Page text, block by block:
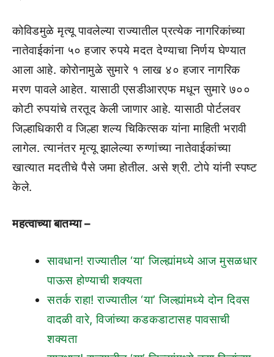
कोविडमुळे मृत्यू पावलेल्या राज्यातील प्रत्येक नागरिकांच्या
नातेवाईकांना ५० हजार रुपये मदत देण्याचा निर्णय घेण्यात
आला आहे. कोरोनामुळे सुमारे १ लाख ४० हजार नागरिक
मरण पावले आहेत. यासाठी एसडीआरएफ मधून सुमारे ७००
कोटी रुपयांचे तरतूद केली जाणार आहे. यासाठी पोर्टलवर
जिल्हाधिकारी व जिल्हा शल्य चिकित्सक यांना माहिती भरावी
लागेल. त्यानंतर मृत्यू झालेल्या रुग्णांच्या नातेवाईकांच्या
खात्यात मदतीचे पैसे जमा होतील. असे श्री. टोपे यांनी स्पष्ट
केले.
महत्वाच्या बातम्या –
सावधान! राज्यातील ‘या’ जिल्ह्यांमध्ये आज मुसळधार
पाऊस होण्याची शक्यता
सतर्क राहा! राज्यातील ‘या’ जिल्ह्यांमध्ये दोन दिवस
वादळी वारे, विजांच्या कडकडाटासह पावसाची
शक्यता